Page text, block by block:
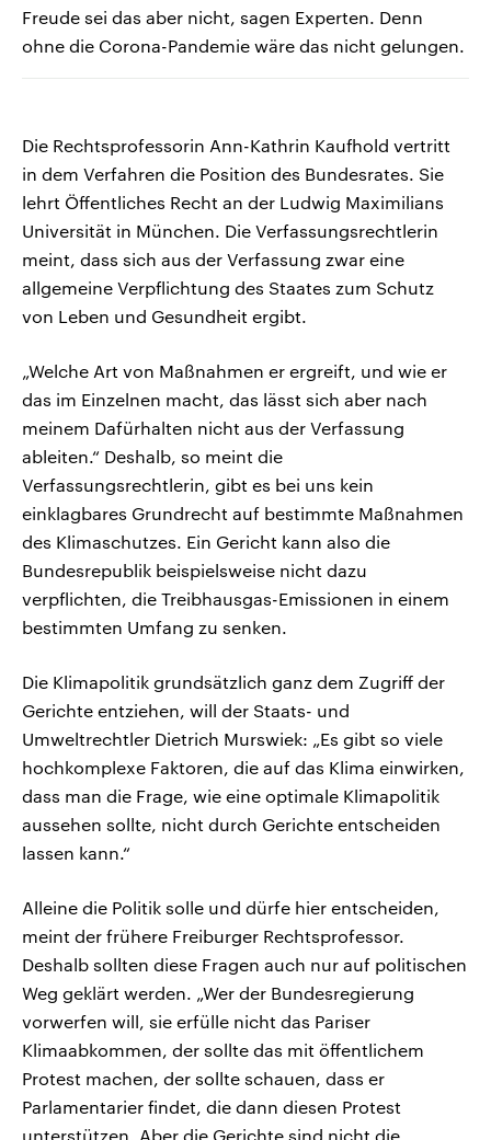
Freude sei das aber nicht, sagen Experten. Denn
ohne die Corona-Pandemie wäre das nicht gelungen.
Die Rechtsprofessorin Ann-Kathrin Kaufhold vertritt
in dem Verfahren die Position des Bundesrates. Sie
lehrt Öffentliches Recht an der Ludwig Maximilians
Universität in München. Die Verfassungsrechtlerin
meint, dass sich aus der Verfassung zwar eine
allgemeine Verpflichtung des Staates zum Schutz
von Leben und Gesundheit ergibt.
„Welche Art von Maßnahmen er ergreift, und wie er
das im Einzelnen macht, das lässt sich aber nach
meinem Dafürhalten nicht aus der Verfassung
ableiten.“ Deshalb, so meint die
Verfassungsrechtlerin, gibt es bei uns kein
einklagbares Grundrecht auf bestimmte Maßnahmen
des Klimaschutzes. Ein Gericht kann also die
Bundesrepublik beispielsweise nicht dazu
verpflichten, die Treibhausgas-Emissionen in einem
bestimmten Umfang zu senken.
Die Klimapolitik grundsätzlich ganz dem Zugriff der
Gerichte entziehen, will der Staats- und
Umweltrechtler Dietrich Murswiek: „Es gibt so viele
hochkomplexe Faktoren, die auf das Klima einwirken,
dass man die Frage, wie eine optimale Klimapolitik
aussehen sollte, nicht durch Gerichte entscheiden
lassen kann.“
Alleine die Politik solle und dürfe hier entscheiden,
meint der frühere Freiburger Rechtsprofessor.
Deshalb sollten diese Fragen auch nur auf politischen
Weg geklärt werden. „Wer der Bundesregierung
vorwerfen will, sie erfülle nicht das Pariser
Klimaabkommen, der sollte das mit öffentlichem
Protest machen, der sollte schauen, dass er
Parlamentarier findet, die dann diesen Protest
unterstützen. Aber die Gerichte sind nicht die